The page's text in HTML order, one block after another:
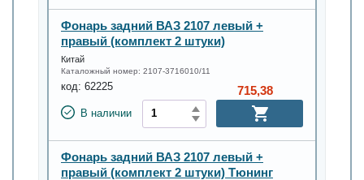
Фонарь задний ВАЗ 2107 левый +
правый (комплект 2 штуки)
Китай
Каталожный номер: 2107-3716010/11
код: 62225
В наличии
715,38
Фонарь задний ВАЗ 2107 левый +
правый (комплект 2 штуки) Тюнинг